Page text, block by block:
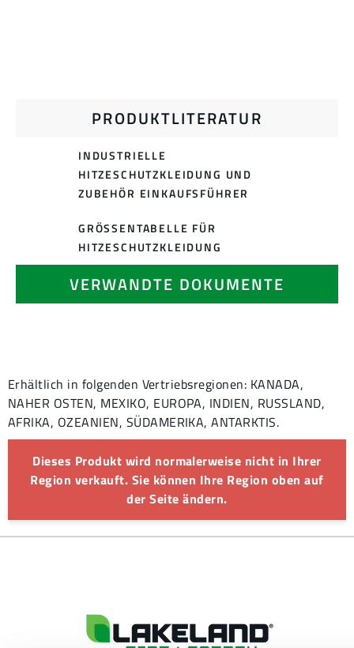
PRODUKTLITERATUR
VERWANDTE DOKUMENTE
INDUSTRIELLE
HITZESCHUTZKLEIDUNG UND
ZUBEHÖR EINKAUFSFÜHRER
GRÖSSENTABELLE FÜR H
ITZESCHUTZKLEIDUNG
Erhältlich in folgenden Vertriebsregionen: KANADA,
NAHER OSTEN, MEXIKO, EUROPA, INDIEN, RUSSLAND,
AFRIKA, OZEANIEN, SÜDAMERIKA, ANTARKTIS.
Dieses Produkt wird normalerweise nicht in Ihrer
Region verkauft. Sie können Ihre Region oben auf
der Seite ändern.